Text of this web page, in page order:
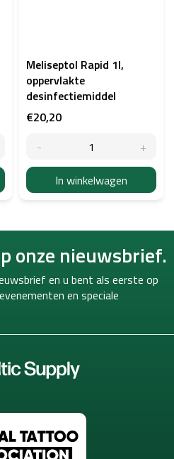
Meliseptol Rapid 1l,
oppervlakte
desinfectiemiddel
€20,20
In winkelwagen
onze nieuwsbrief.
en u bent als eerste op
en speciale